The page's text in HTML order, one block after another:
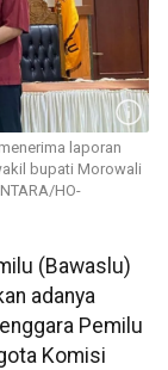
laporan
bupati Morowali
HO-
(Bawaslu)
adanya
Pemilu
Komisi